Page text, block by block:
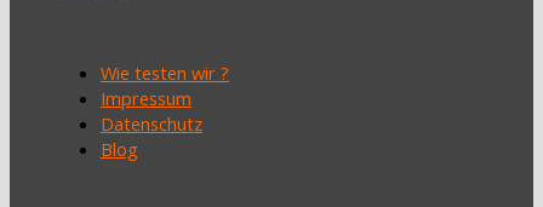
Wie testen wir ?
Impressum
Datenschutz
Blog